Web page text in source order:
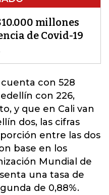
millones
de Covid-19
con 528
con 226,
y que en Cali van
dos, las cifras
entre las dos
base en los
Mundial de
una tasa de
de 0,88%.